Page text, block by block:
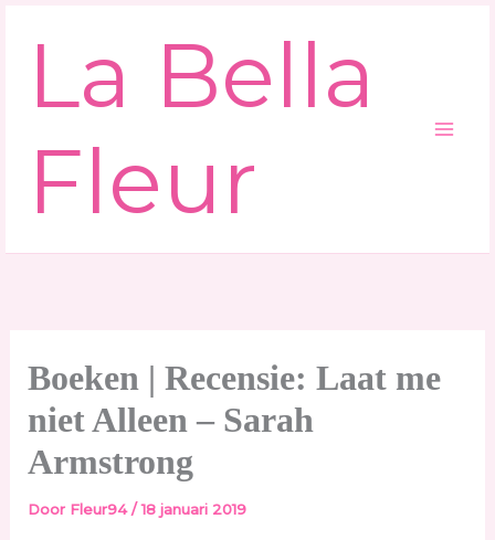
naar
inhoudLa Bella
Fleur
Boeken | Recensie: Laat me
niet Alleen – Sarah
Armstrong
Door Fleur94/18 januari 2019